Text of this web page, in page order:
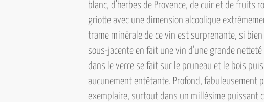
blanc, d’herbes de Provence, de cuir et de
griotte avec une dimension alcoolique
trame minérale de ce vin est surprenante, si
sous-jacente en fait une vin d’une grande
dans le verre se fait sur le pruneau et le bois
aucunement entêtante. Profond, fabuleusement
exemplaire, surtout dans un millésime puissant